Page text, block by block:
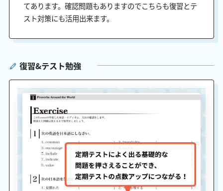
てあります。確認問題もありますのでこちらも復習とテ
スト対策にも活用出来ます。
復習&テスト勉強